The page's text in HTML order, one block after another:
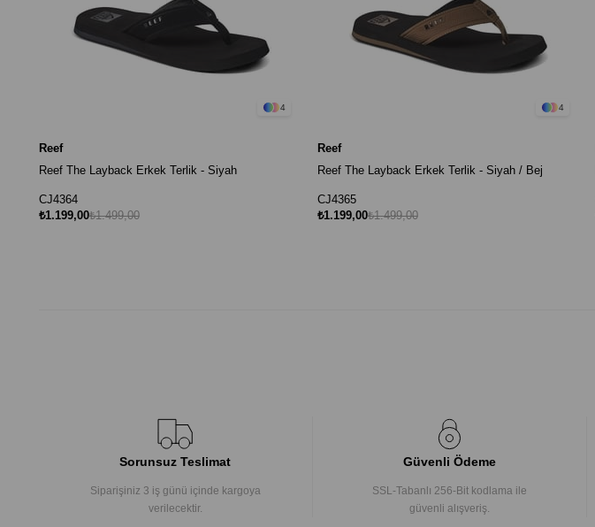
4
Reef
Reef The Layback Erkek Terlik - Siyah
CJ4364
₺1.199,00₺1.499,00
4
Reef
Reef The Layback Erkek Terlik - Siyah / Bej
CJ4365
₺1.199,00₺1.499,00
Sorunsuz Teslimat
Siparişiniz 3 iş günü içinde kargoya
verilecektir.
Güvenli Ödeme
SSL-Tabanlı 256-Bit kodlama ile
güvenli alışveriş.